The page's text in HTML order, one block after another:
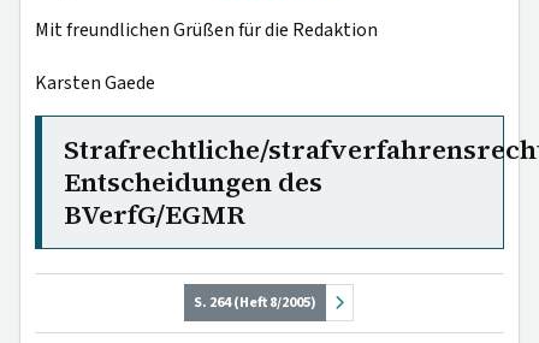
Mit freundlichen Grüßen für die Redaktion
Karsten Gaede
Strafrechtliche/
Entscheidungen des
BVerfG/EGMR
S. 264 (Heft 8/2005)